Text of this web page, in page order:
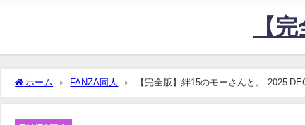
【完
ホーム FANZA同人 【完全版】絆15のモーさんと。-2025